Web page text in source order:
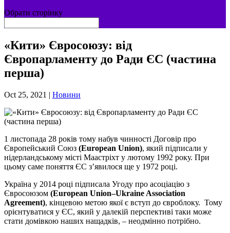
Обрати сторінку
«Кити» Євросоюзу: від
Європарламенту до Ради ЄС (частина
перша)
Oct 25, 2021 | Новини
1 листопада 28 років тому набув чинності Договір про
Європейський Союз (European Union), який підписали у
нідерландському місті Маастріхт у лютому 1992 року. При
цьому саме поняття ЄС з’явилося ще у 1972 році.
Україна у 2014 році підписала Угоду про асоціацію з
Євросоюзом (European Union–Ukraine Association
Agreement), кінцевою метою якої є вступ до євроблоку. Тому
орієнтуватися у ЄС, який у далекій перспективі таки може
стати домівкою наших нащадків, – неодмінно потрібно.